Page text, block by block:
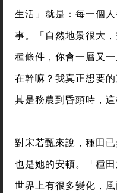
生活」就是：每一個
事。「自然地景很大
種條件，你會一層又
在幹嘛？我真正想要
其是務農到昏頭時，這
對宋若甄來說，種田
也是她的安頓。「種
世界上有很多變化，